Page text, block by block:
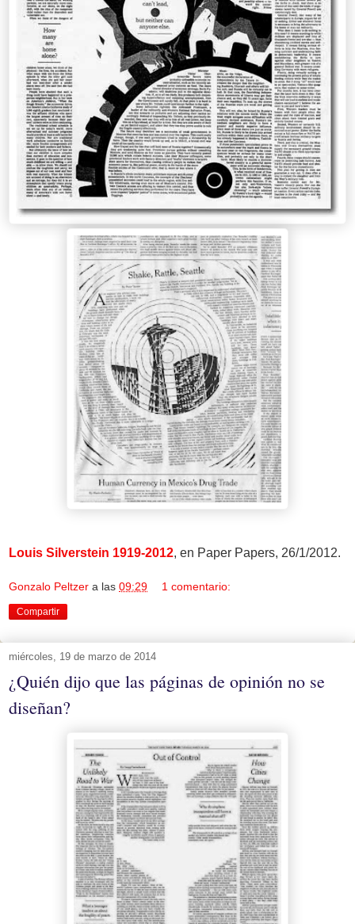
Louis Silverstein 1919-2012, en Paper Papers, 26/1/2012.
Gonzalo Peltzer a las 09:29 1 comentario:
Compartir
miércoles, 19 de marzo de 2014
¿Quién dijo que las páginas de opinión no se
diseñan?